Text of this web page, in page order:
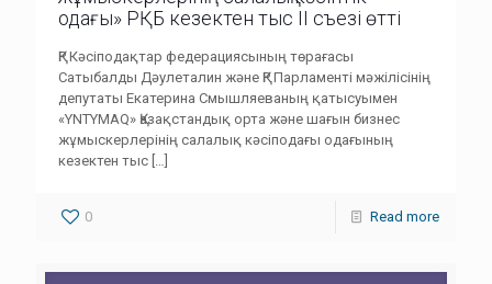
одағы» РҚБ кезектен тыс II съезі өтті
ҚР Кәсіподақтар федерациясының төрағасы
Сатыбалды Дәулеталин және ҚР Парламенті мәжілісінің
депутаты Екатерина Смышляеваның қатысуымен
«YNTYMAQ» Қазақстандық орта және шағын бизнес
жұмыскерлерінің салалық кәсіподағы одағының
кезектен тыс […]
0 Read more